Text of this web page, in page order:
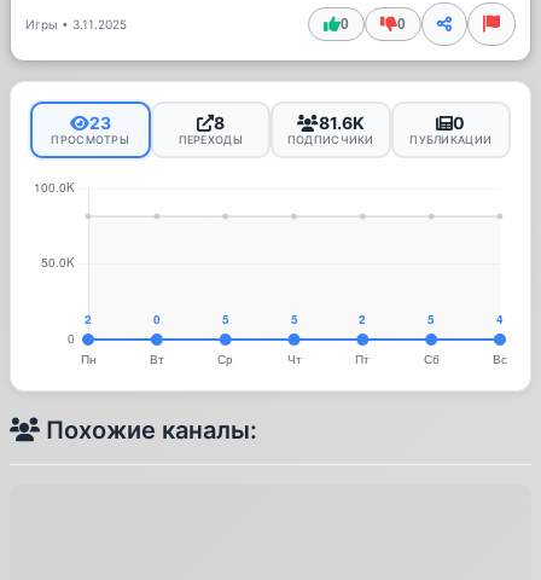
Игры • 3.11.2025 0 0
23
ПРОСМОТРЫ
8
ПЕРЕХОДЫ
81.6K
ПОДПИСЧИКИ
0
ПУБЛИКАЦИИ
Похожие каналы: